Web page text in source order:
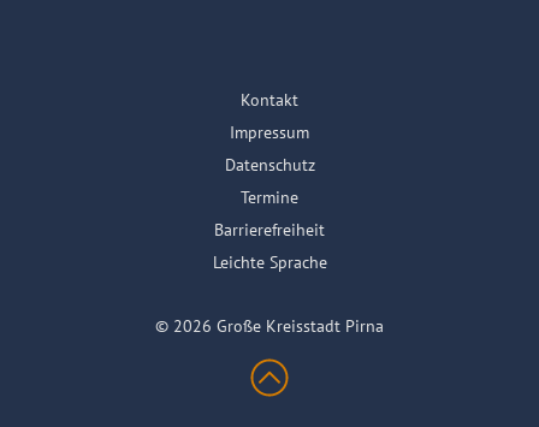
Kontakt
Impressum
Datenschutz
Termine
Barrierefreiheit
Leichte Sprache
© 2026 Große Kreisstadt Pirna